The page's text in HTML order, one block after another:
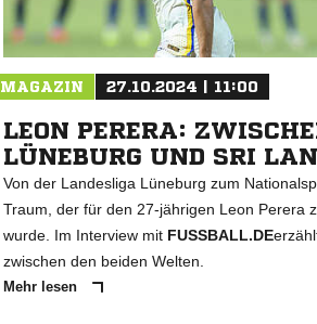
MAGAZIN 27.10.2024 | 11:00
LEON PERERA:
LÜNEBURG UND SRI
Von der Landesliga Lüneburg zum
Traum, der für den 27-jährigen Leon Perera
wurde. Im Interview mit FUSSBALL.DE
zwischen den beiden Welten.
Mehr lesen